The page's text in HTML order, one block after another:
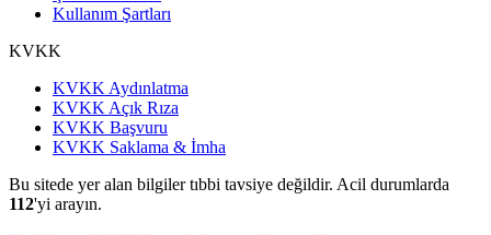
Kullanım Şartları
KVKK
KVKK Aydınlatma
KVKK Açık Rıza
KVKK Başvuru
KVKK Saklama & İmha
Bu sitede yer alan bilgiler tıbbi tavsiye değildir. Acil durumlarda
112'yi arayın.